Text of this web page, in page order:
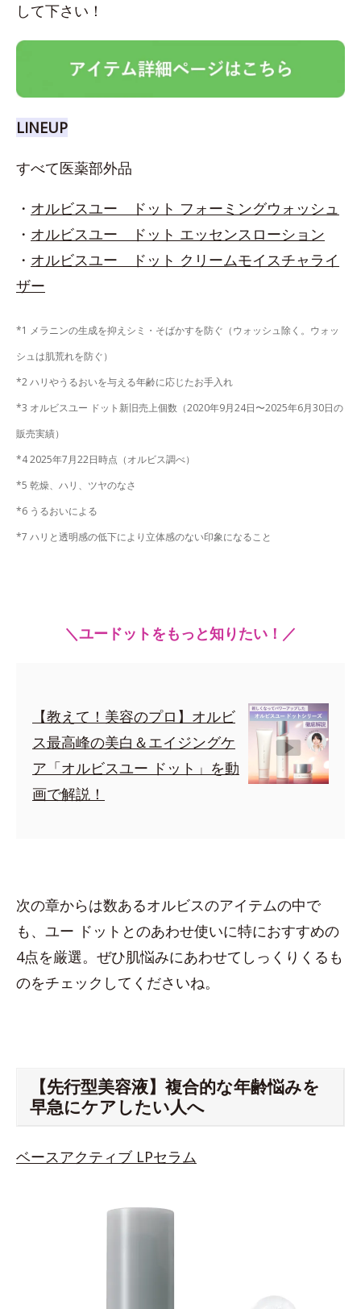
して下さい！
LINEUP
すべて医薬部外品
・ オルビスユー ドット フォーミングウォッシュ
・ オルビスユー ドット エッセンスローション
・ オルビスユー ドット クリームモイスチャライ
ザー
*1 メラニンの生成を抑えシミ・そばかすを防ぐ（ウォッシュ除く。ウォッ
シュは肌荒れを防ぐ）
*2 ハリやうるおいを与える年齢に応じたお手入れ
*3 オルビスユー ドット新旧売上個数（2020年9月24日〜2025年6月30日の
販売実績）
*4 2025年7月22日時点（オルビス調べ）
*5 乾燥、ハリ、ツヤのなさ
*6 うるおいによる
*7 ハリと透明感の低下により立体感のない印象になること
＼ユードットをもっと知りたい！／
【教えて！美容のプロ】オルビ
ス最高峰の美白＆エイジングケ
ア「オルビスユー ドット」を動
画で解説！
次の章からは数あるオルビスのアイテムの中で
も、ユー ドットとのあわせ使いに特におすすめの
4点を厳選。ぜひ肌悩みにあわせてしっくりくるも
のをチェックしてくださいね。
【先行型美容液】複合的な年齢悩みを
早急にケアしたい人へ
ベースアクティブ LPセラム